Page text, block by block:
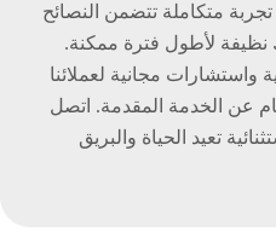
متكاملة تتضمن النصائح
نظيفة لأطول فترة ممكنة.
واستشارات مجانية لعملائنا
عن الخدمة المقدمة. اتصل
تعيد الحياة والبريق